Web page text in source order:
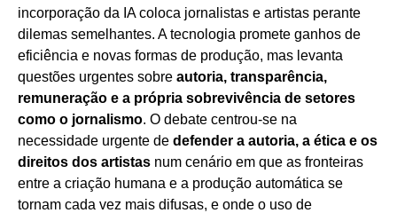
incorporação da IA coloca jornalistas e artistas perante
dilemas semelhantes. A tecnologia promete ganhos de
eficiência e novas formas de produção, mas levanta
questões urgentes sobre autoria, transparência,
remuneração e a própria sobrevivência de setores
como o jornalismo. O debate centrou-se na
necessidade urgente de defender a autoria, a ética e os
direitos dos artistas num cenário em que as fronteiras
entre a criação humana e a produção automática se
tornam cada vez mais difusas, e onde o uso de